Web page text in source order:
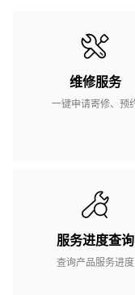
维修服务
一键申请寄修、预
服务进度查询
查询产品服务进度